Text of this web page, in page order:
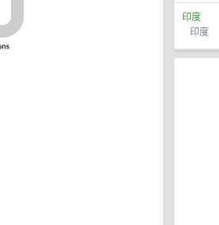
印度
印度